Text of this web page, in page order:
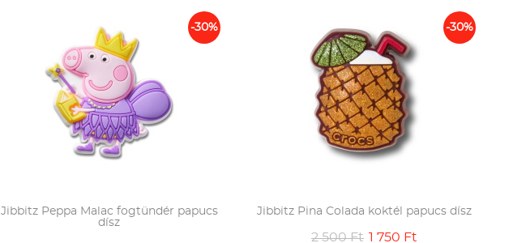
-30%
Jibbitz Peppa Malac fogtündér papucs
dísz
-30%
Jibbitz Pina Colada koktél papucs dísz
2 500 Ft 1 750 Ft